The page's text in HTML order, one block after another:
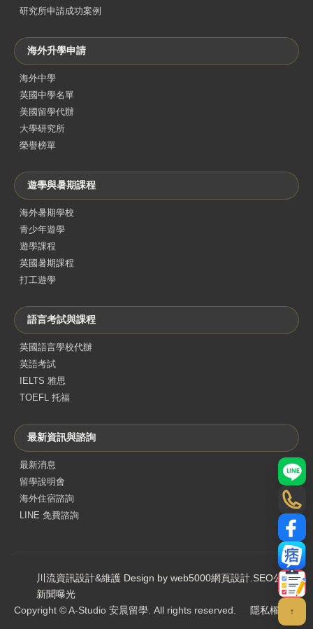
研究所申請成功案例
海外升學申請
海外中學
英國中學名單
美國留學代辦
大學研究所
榮譽榜單
遊學與暑期課程
海外暑期學校
青少年遊學
遊學課程
英國暑期課程
打工遊學
語言考試與課程
英國語言學校代辦
英語考試
IELTS 雅思
TOEFL 托福
最新資訊與諮詢
最新消息
留學說明會
海外住宿諮詢
LINE 免費諮詢
川流資訊設計&維護 Design by web5000網頁設計 SEO公司.
新聞曝光
Copyright © A-Studio 安晨留學. All rights reserved.
隱私權政策
LINE
電話
部落
聯絡
↑